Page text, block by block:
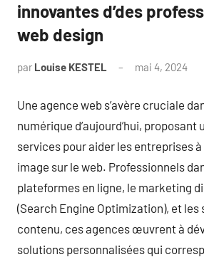
innovantes d’des
web design
par Louise KESTEL mai 4, 2024
Une agence web s’avère cruciale
numérique d’aujourd’hui, proposant
services pour aider les entreprises
image sur le web. Professionnels
plateformes en ligne, le marketing
(Search Engine Optimization), et les
contenu, ces agences œuvrent à
solutions personnalisées qui